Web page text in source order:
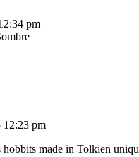
pm
12:23 pm
made in Tolkien